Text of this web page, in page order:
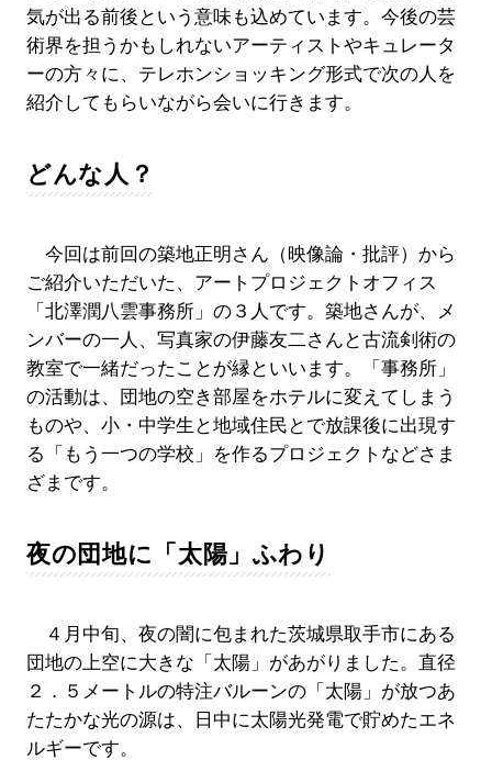
気が出る前後という意味も込めています。今後の芸
術界を担うかもしれないアーティストやキュレータ
ーの方々に、テレホンショッキング形式で次の人を
紹介してもらいながら会いに行きます。
どんな人？
今回は前回の築地正明さん（映像論・批評）から
ご紹介いただいた、アートプロジェクトオフィス
「北澤潤八雲事務所」の３人です。築地さんが、メ
ンバーの一人、写真家の伊藤友二さんと古流剣術の
教室で一緒だったことが縁といいます。「事務所」
の活動は、団地の空き部屋をホテルに変えてしまう
ものや、小・中学生と地域住民とで放課後に出現す
る「もう一つの学校」を作るプロジェクトなどさま
ざまです。
夜の団地に「太陽」ふわり
４月中旬、夜の闇に包まれた茨城県取手市にある
団地の上空に大きな「太陽」があがりました。直径
２．５メートルの特注バルーンの「太陽」が放つあ
たたかな光の源は、日中に太陽光発電で貯めたエネ
ルギーです。